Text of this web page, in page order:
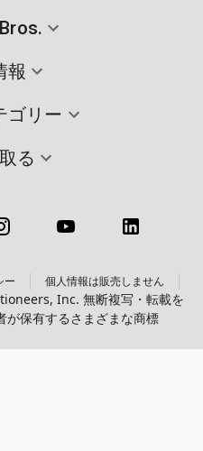
報
ゴリー
る
ー 個人情報は販売しません
Inc. 無断複写・転載を
が保有するさまざまな商標